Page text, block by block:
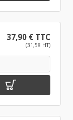
37,90 € TTC
(31,58 HT)